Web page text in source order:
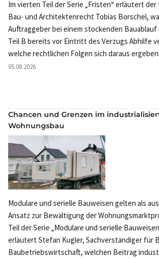
Im vierten Teil der Serie „Fristen“ erläutert
Bau- und Architektenrecht Tobias Borschel,
Auftraggeber bei einem stockenden Bauablauf
Teil B bereits vor Eintritt des Verzugs Abhilfe
welche rechtlichen Folgen sich daraus ergeben.
05.08.2026
Chancen und Grenzen im
Wohnungsbau
Modulare und serielle Bauweisen gelten als
Ansatz zur Bewältigung der
Teil der Serie „Modulare und serielle
erläutert Stefan Kugler, Sachverständiger für
Baubetriebswirtschaft, welchen Beitrag